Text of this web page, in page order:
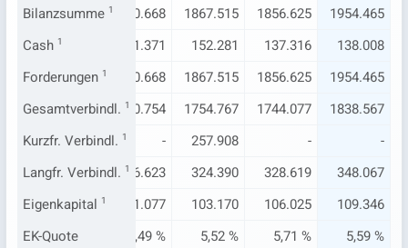
Bilanzsumme 1
1815.888 1840.668 1867.515 1856.625
1954.465
Cash 1
288.381 281.371 152.281 137.316
138.008
Forderungen 1
1815.888 1840.668 1867.515 1856.625
1954.465
Gesamtverbindl. 1
1706.903 1730.754 1754.767 1744.077
1838.567
Kurzfr. Verbindl. 1
- - 257.908 -
-
Langfr. Verbindl. 1
311.963 316.623 324.390 328.619
348.067
Eigenkapital 1
100.501 101.077 103.170 106.025
109.346
EK-Quote
5,53 % 5,49 % 5,52 % 5,71 %
5,59 %